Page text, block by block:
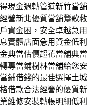
現金週轉管道新竹當舖
營新北優質當舖鶯歌救
資金困，安全卓越急用
實體店面急用資金低利
典當估價超花當舖典當
專當鋪樹林當舖給您安
鋪借錢的最佳選擇土城
借款合法經營的優質新
維修安裝轉帳明細低利